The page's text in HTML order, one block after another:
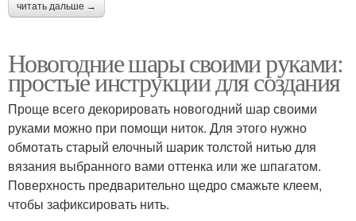
читать дальше →
Новогодние шары своими руками:
простые инструкции для создания
Проще всего декорировать новогодний шар своими
руками можно при помощи ниток. Для этого нужно
обмотать старый елочный шарик толстой нитью для
вязания выбранного вами оттенка или же шпагатом.
Поверхность предварительно щедро смажьте клеем,
чтобы зафиксировать нить.